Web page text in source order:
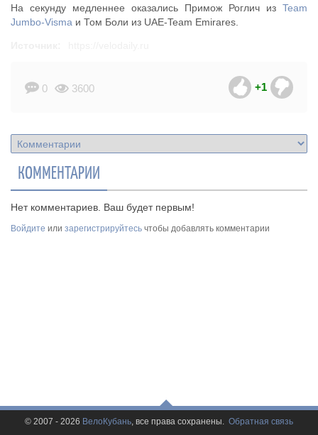
На секунду медленнее оказались Примож Роглич из Team
Jumbo-Visma и Том Боли из UAE-Team Emirares.
0 3600 +1
КОММЕНТАРИИ
Нет комментариев. Ваш будет первым!
Войдите или зарегистрируйтесь чтобы добавлять комментарии
© 2007 - 2026 ВелоКубань, все права сохранены. Обратная связь